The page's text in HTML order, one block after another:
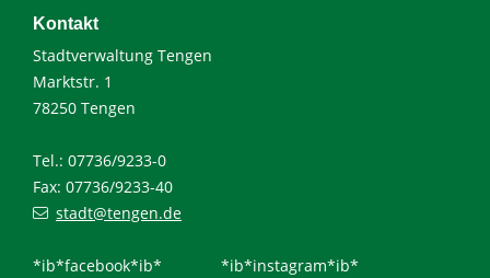
Kontakt
Stadtverwaltung Tengen
Marktstr. 1
78250 Tengen
Tel.: 07736/9233-0
Fax: 07736/9233-40
stadt@tengen.de
*ib*facebook*ib*
*ib*instagram*ib*